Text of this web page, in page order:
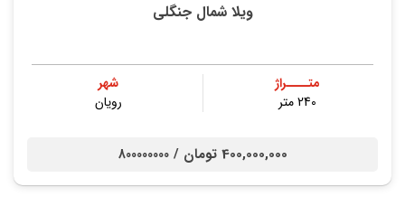
ویلا شمال جنگلی
متــــراژ
240 متر
شهر
رویان
400,000,000 تومان / 800000000